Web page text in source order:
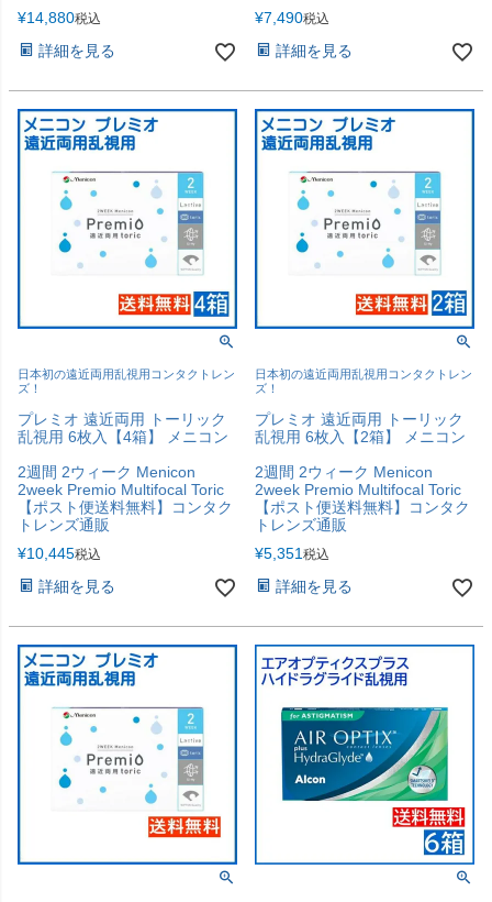
¥14,880税込
詳細を見る
¥7,490税込
詳細を見る
日本初の遠近両用乱視用コンタクトレン
ズ！
プレミオ 遠近両用 トーリック
乱視用 6枚入【4箱】 メニコン
2週間 2ウィーク Menicon
2week Premio Multifocal Toric
【ポスト便送料無料】コンタク
トレンズ通販
¥10,445税込
詳細を見る
日本初の遠近両用乱視用コンタクトレン
ズ！
プレミオ 遠近両用 トーリック
乱視用 6枚入【2箱】 メニコン
2週間 2ウィーク Menicon
2week Premio Multifocal Toric
【ポスト便送料無料】コンタク
トレンズ通販
¥5,351税込
詳細を見る